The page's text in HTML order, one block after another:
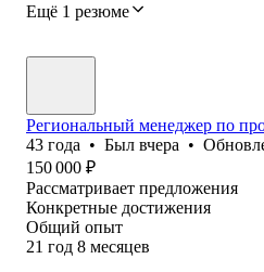
Ещё 1 резюме
Региональный менеджер по
43 года • Был вчера •
150 000 ₽
Рассматривает предложения
Конкретные достижения
Общий опыт
21 год 8 месяцев